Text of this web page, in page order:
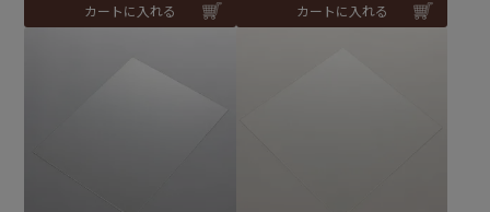
カートに入れる カートに入れる